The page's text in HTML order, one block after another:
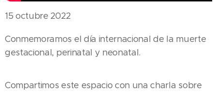
15 octubre 2022
Conmemoramos el día internacional de la muerte
gestacional, perinatal y neonatal.
Compartimos este espacio con una charla sobre